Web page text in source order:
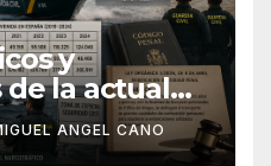
y
la actual
narcotráfico
ANGEL CANO